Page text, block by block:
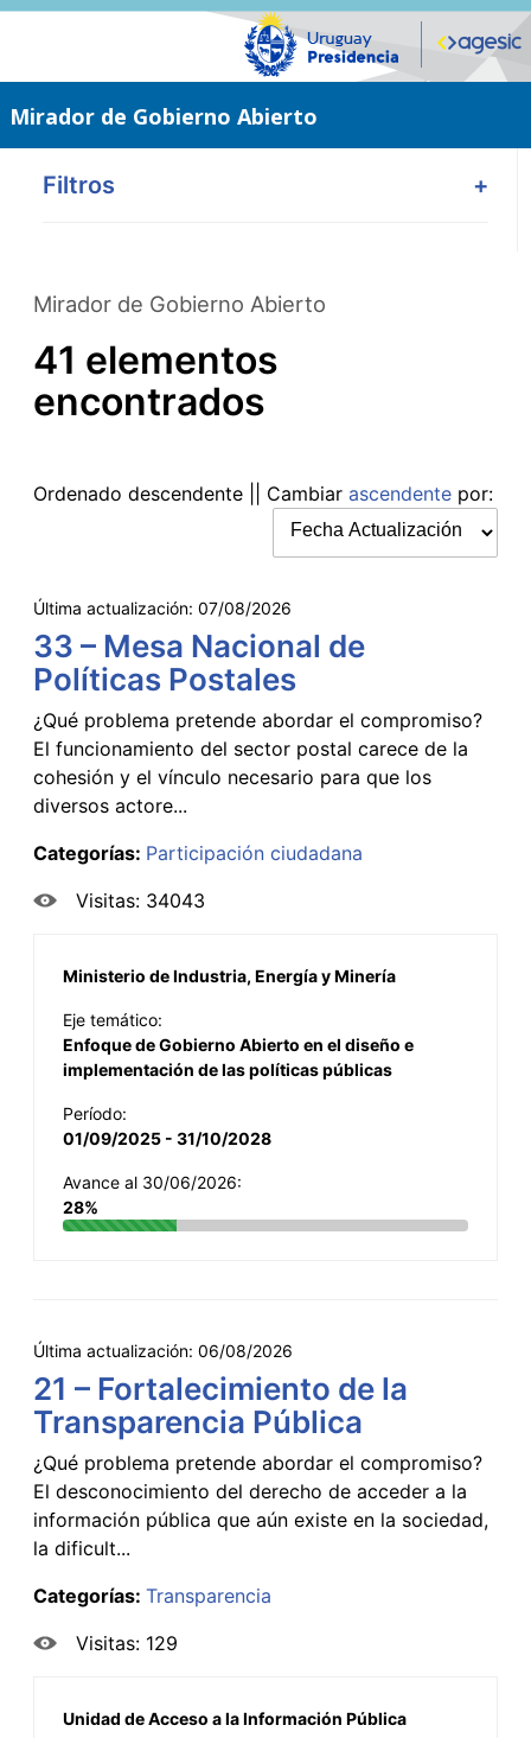
Saltar
Mirador de Gobierno Abierto
Filtros +
Mirador de Gobierno Abierto
41 elementos
encontrados
Ordenado descendente || Cambiar ascendente por:
Última actualización: 07/08/2026
33 – Mesa Nacional de
Políticas Postales
¿Qué problema pretende abordar el compromiso?
El funcionamiento del sector postal carece de la
cohesión y el vínculo necesario para que los
diversos actore...
Categorías: Participación ciudadana
Visitas: 34043
Ministerio de Industria, Energía y Minería
Eje temático:
Enfoque de Gobierno Abierto en el diseño e
implementación de las políticas públicas
Período:
01/09/2025 - 31/10/2028
Avance al 30/06/2026:
28%
Última actualización: 06/08/2026
21 – Fortalecimiento de la
Transparencia Pública
¿Qué problema pretende abordar el compromiso?
El desconocimiento del derecho de acceder a la
información pública que aún existe en la sociedad,
la dificult...
Categorías: Transparencia
Visitas: 129
Unidad de Acceso a la Información Pública